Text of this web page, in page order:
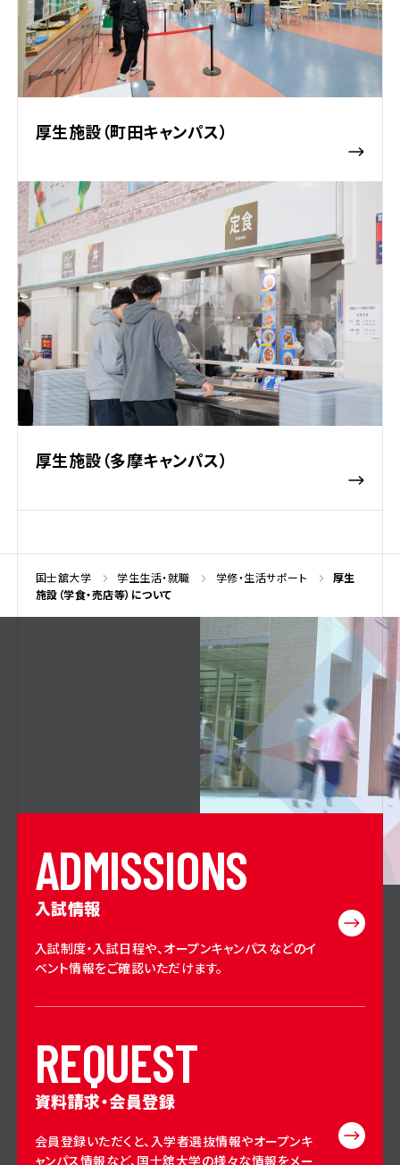
厚生施設（町田キャンパス）
厚生施設（多摩キャンパス）
国士舘大学 学生生活・就職 学修・生活サポート
厚生
施設（学食・売店等）について
ADMISSIONS
入試情報
入試制度・入試日程や、オープンキャンパスなどのイ
ベント情報をご確認いただけます。
REQUEST
資料請求・会員登録
会員登録いただくと、入学者選抜情報やオープンキ
ャンパス情報など、国士舘大学の様々な情報をメー